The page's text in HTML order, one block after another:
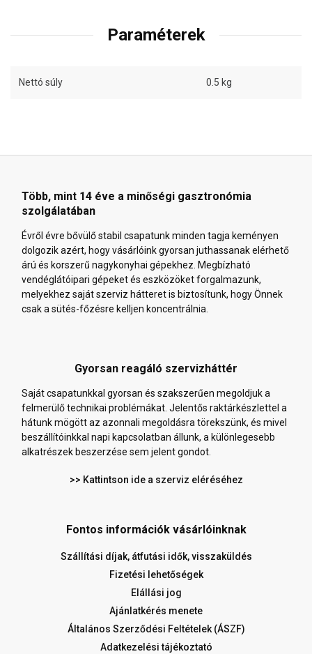
Paraméterek
Nettó súly 0.5 kg
Több, mint 14 éve a minőségi gasztronómia
szolgálatában
Évről évre bővülő stabil csapatunk minden tagja keményen
dolgozik azért, hogy vásárlóink gyorsan juthassanak elérhető
árú és korszerű nagykonyhai gépekhez. Megbízható
vendéglátóipari gépeket és eszközöket forgalmazunk,
melyekhez saját szerviz hátteret is biztosítunk, hogy Önnek
csak a sütés-főzésre kelljen koncentrálnia.
Gyorsan reagáló szervizháttér
Saját csapatunkkal gyorsan és szakszerűen megoldjuk a
felmerülő technikai problémákat. Jelentős raktárkészlettel a
hátunk mögött az azonnali megoldásra törekszünk, és mivel
beszállítóinkkal napi kapcsolatban állunk, a különlegesebb
alkatrészek beszerzése sem jelent gondot.
>> Kattintson ide a szerviz eléréséhez
Fontos információk vásárlóinknak
Szállítási díjak, átfutási idők, visszaküldés
Fizetési lehetőségek
Elállási jog
Ajánlatkérés menete
Általános Szerződési Feltételek (ÁSZF)
Adatkezelési tájékoztató